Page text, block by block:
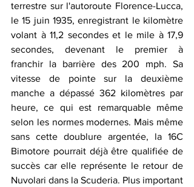
terrestre sur l'autoroute Florence-Lucca,
le 15 juin 1935, enregistrant le kilomètre
volant à 11,2 secondes et le mile à 17,9
secondes, devenant le premier à
franchir la barrière des 200 mph. Sa
vitesse de pointe sur la deuxième
manche a dépassé 362 kilomètres par
heure, ce qui est remarquable même
selon les normes modernes. Mais même
sans cette doublure argentée, la 16C
Bimotore pourrait déjà être qualifiée de
succès car elle représente le retour de
Nuvolari dans la Scuderia. Plus important